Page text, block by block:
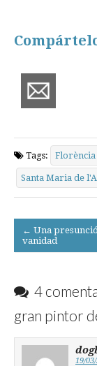
Tags: Florència
Santa Maria de
Post
navigation
← Una
vanidad
4
gran pintor
19/